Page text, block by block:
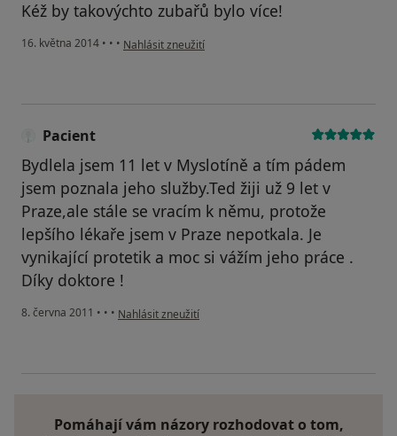
Kéž by takovýchto zubařů bylo více!
16. května 2014 • • • podle názoru uživatele Váš účet byl odstraněn
Nahlásit zneužití
Pacient
Bydlela jsem 11 let v Myslotíně a tím pádem
jsem poznala jeho služby.Ted žiji už 9 let v
Praze,ale stále se vracím k němu, protože
lepšího lékaře jsem v Praze nepotkala. Je
vynikající protetik a moc si vážím jeho práce .
Díky doktore !
8. června 2011 • • • podle názoru uživatele Pacient
Nahlásit zneužití
Pomáhají vám názory rozhodovat o tom,